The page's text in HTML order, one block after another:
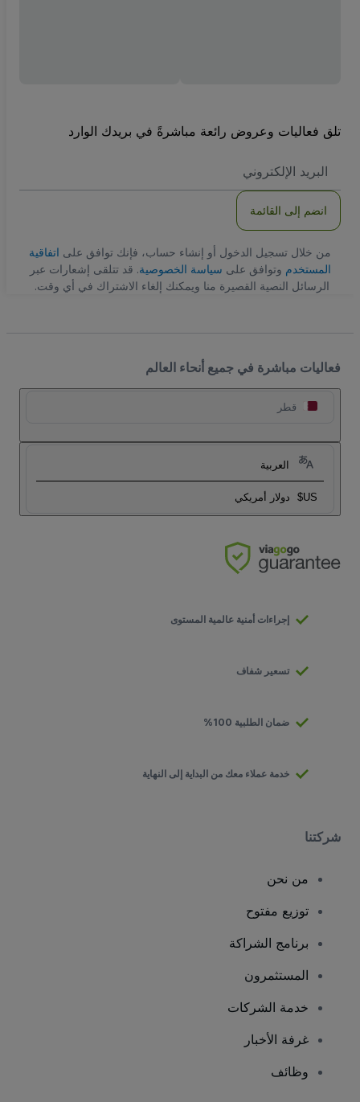
تلق فعاليات وعروض رائعة مباشرةً في بريدك الوارد
الاكتروني
انضم إلى القائمة
من خلال تسجيل الدخول أو إنشاء حساب، فإنك توافق علىاتفاقية
المستخدموتوافق علىسياسة الخصوصية. قد تتلقى إشعارات عبر
الرسائل النصية القصيرة منا ويمكنك إلغاء الاشتراك في أي وقت.
فعاليات مباشرة في جميع أنحاء العالم
قطر
العربية
US$ دولار أمريكي
إجراءات أمنية عالمية المستوى
تسعير شفاف
ضمان الطلبية 100%
خدمة عملاء معك من البداية إلى النهاية
شركتنا
من نحن
توزيع مفتوح
برنامج الشراكة
المستثمرون
خدمة الشركات
غرفة الأخبار
وظائف